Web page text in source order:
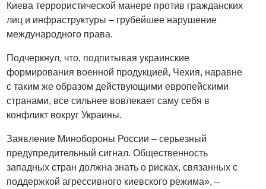
Киева террористической манере против гражданских
лиц и инфраструктуры – грубейшее нарушение
международного права.
Подчеркнул, что, подпитывая украинские
формирования военной продукцией, Чехия, наравне
с таким же образом действующими европейскими
странами, все сильнее вовлекает саму себя в
конфликт вокруг Украины.
Заявление Минобороны России – серьезный
предупредительный сигнал. Общественность
западных стран должна знать о рисках, связанных с
поддержкой агрессивного киевского режима», –